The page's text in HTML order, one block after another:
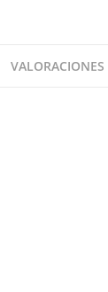
VALORACIONES